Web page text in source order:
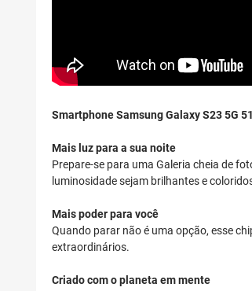
Smartphone Samsung Galaxy S23 5G
Mais luz para a sua noite
Prepare-se para uma Galeria cheia de
luminosidade sejam brilhantes e
Mais poder para você
Quando parar não é uma opção, esse
extraordinários.
Criado com o planeta em mente